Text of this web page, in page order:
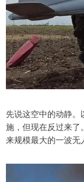
先说这空中的动静
施，但现在反过来了
来规模最大的一波无